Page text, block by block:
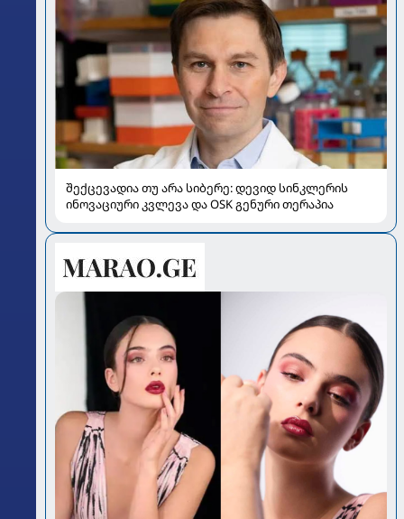
შექცევადია თუ არა სიბერე: დევიდ სინკლერის
ინოვაციური კვლევა და OSK გენური თერაპია